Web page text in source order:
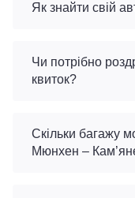
Як знайти свій
Чи потрібно
квиток?
Скільки багажу
Мюнхен –